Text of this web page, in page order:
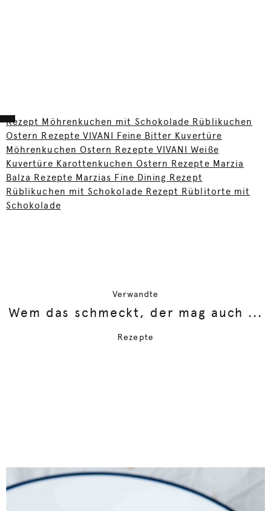
Rezept Möhrenkuchen mit Schokolade Rüblikuchen
Ostern Rezepte VIVANI Feine Bitter Kuvertüre
Möhrenkuchen Ostern Rezepte VIVANI Weiße
Kuvertüre Karottenkuchen Ostern Rezepte Marzia
Balza Rezepte Marzias Fine Dining Rezept
Rüblikuchen mit Schokolade Rezept Rüblitorte mit
Schokolade
Verwandte
Wem das schmeckt, der mag auch ...
Rezepte